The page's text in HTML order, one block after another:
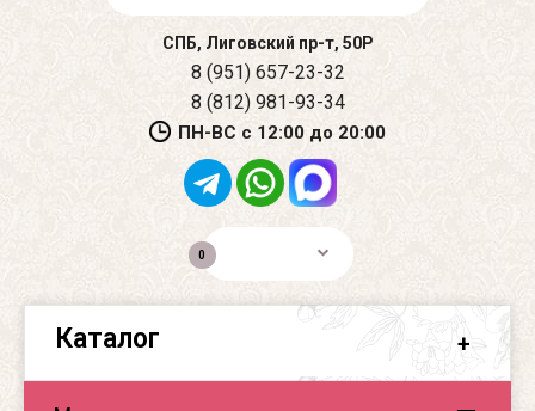
СПБ, Лиговский пр-т, 50Р
8 (951) 657-23-32
8 (812) 981-93-34
ПН-ВС с 12:00 до 20:00
0
Каталог